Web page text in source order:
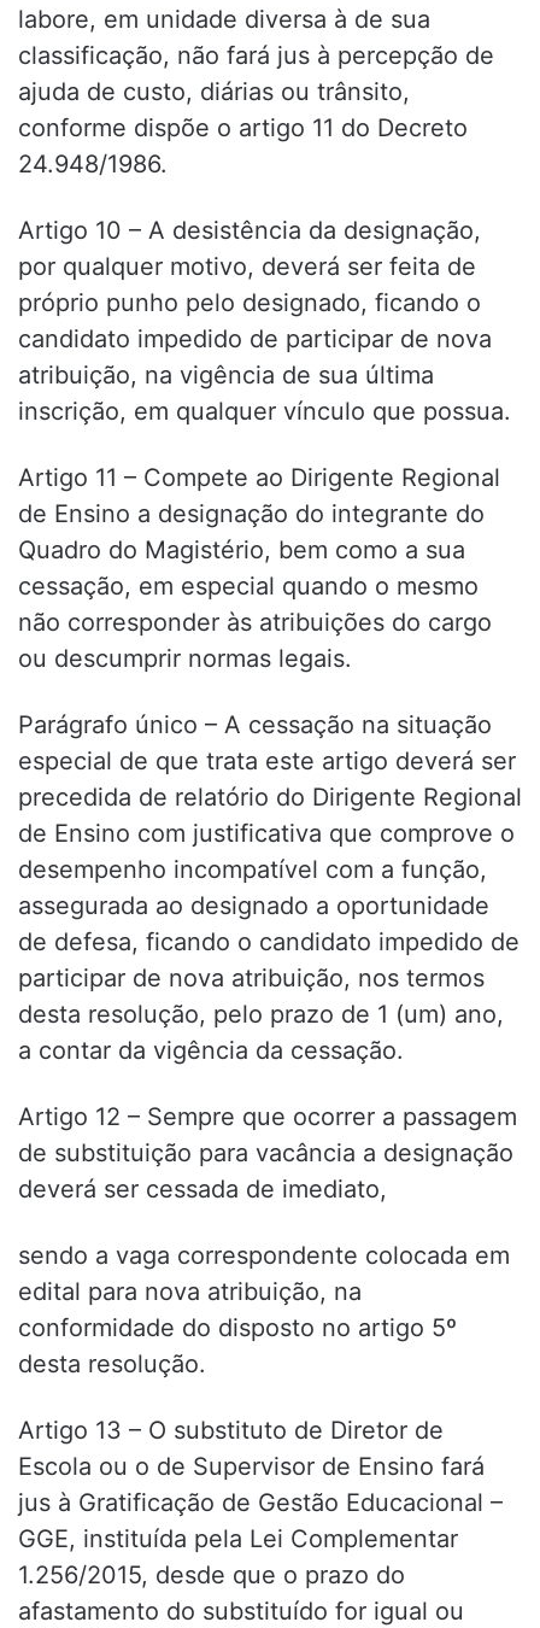
labore, em unidade diversa à de sua
classificação, não fará jus à percepção de
ajuda de custo, diárias ou trânsito,
conforme dispõe o artigo 11 do Decreto
24.948/1986.
Artigo 10 – A desistência da designação,
por qualquer motivo, deverá ser feita de
próprio punho pelo designado, ficando o
candidato impedido de participar de nova
atribuição, na vigência de sua última
inscrição, em qualquer vínculo que possua.
Artigo 11 – Compete ao Dirigente Regional
de Ensino a designação do integrante do
Quadro do Magistério, bem como a sua
cessação, em especial quando o mesmo
não corresponder às atribuições do cargo
ou descumprir normas legais.
Parágrafo único – A cessação na situação
especial de que trata este artigo deverá ser
precedida de relatório do Dirigente Regional
de Ensino com justificativa que comprove o
desempenho incompatível com a função,
assegurada ao designado a oportunidade
de defesa, ficando o candidato impedido de
participar de nova atribuição, nos termos
desta resolução, pelo prazo de 1 (um) ano,
a contar da vigência da cessação.
Artigo 12 – Sempre que ocorrer a passagem
de substituição para vacância a designação
deverá ser cessada de imediato,
sendo a vaga correspondente colocada em
edital para nova atribuição, na
conformidade do disposto no artigo 5º
desta resolução.
Artigo 13 – O substituto de Diretor de
Escola ou o de Supervisor de Ensino fará
jus à Gratificação de Gestão Educacional –
GGE, instituída pela Lei Complementar
1.256/2015, desde que o prazo do
afastamento do substituído for igual ou